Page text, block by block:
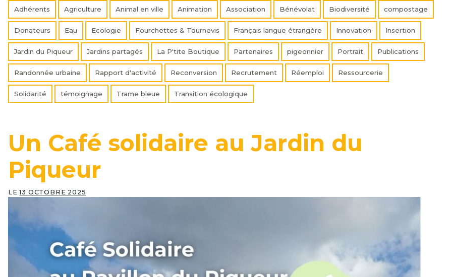
Adhérents Agriculture Animal en ville Animation Association Bénévolat Biodiversité compostage
Donateurs Eau Ecologie Fourchettes & Tournevis Français langue étrangère Innovation Insertion
Jardin du Piqueur Jardins partagés La P'tite Boutique Partenaires pigeonnier Portrait Publications
Randonnée urbaine Rapport d'activité Reconversion Recrutement Réemploi Ressourcerie
Solidarité témoignage Trame bleue Transition écologique
Un Café solidaire au Jardin du
Piqueur
LE13 OCTOBRE 2025